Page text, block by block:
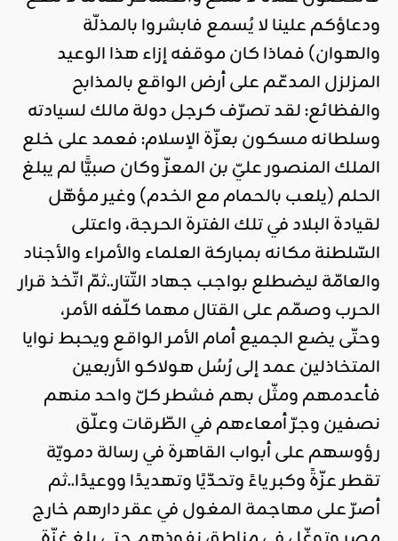
ودعاؤكم علينا لا يُسمع فابشروا بالمذلّة
والهوان) فماذا كان موقفه إزاء هذا الوعيد
المزلزل المدعّم على أرض الواقع بالمذابح
والفظائع: لقد تصرّف كرجل دولة مالك لسيادته
وسلطانه مسكون بعزّة الإسلام: فعمد على خلع
الملك المنصور عليّ بن المعزّ وكان صبيًّا لم يبلغ
الحلم (يلعب بالحمام مع الخدم) وغير مؤهّل
لقيادة البلاد في تلك الفترة الحرجة، واعتلى
السّلطنة مكانه بمباركة العلماء والأمراء والأجناد
والعامّة ليضطلع بواجب جهاد التّتار..ثمّ اتّخذ قرار
الحرب وصمّم على القتال مهما كلّفه الأمر،
وحتّى يضع الجميع أمام الأمر الواقع ويحبط نوايا
المتخاذلين عمد إلى رُسُل هولاكو الأربعين
فأعدمهم ومثّل بهم فشطر كلّ واحد منهم
نصفين وجرّ أمعاءهم في الطّرقات وعلّق
رؤوسهم على أبواب القاهرة في رسالة دمويّة
تقطر عزّةً وكبرياءً وتحدّيًا وتهديدًا ووعيدًا..ثم
أصرّ على مهاجمة المغول في عقر دارهم خارج